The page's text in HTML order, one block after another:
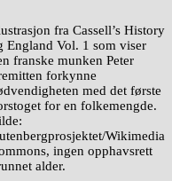
fra Cassell’s History
England Vol. 1 som viser
franske munken Peter
forkynne
med det første
for en folkemengde.
Wikimedia
ingen opphavsrett
alder.